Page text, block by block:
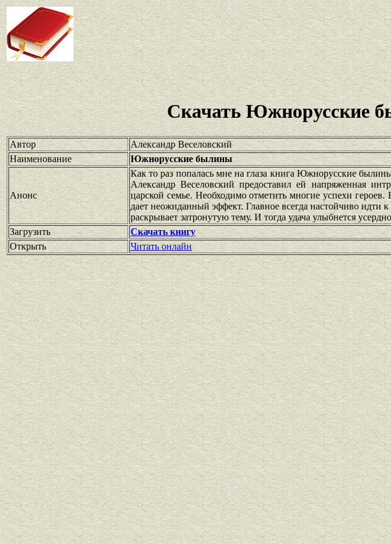
Скачать Южнорусские
Автор
Александр Веселовский
Наименование
Южнорусские былины
Анонс
Как то раз попалась мне на глаза книга Южнорусские
Александр Веселовский предоставил ей напряженная
царской семье. Необходимо отметить многие успехи
дает неожиданный эффект. Главное всегда настойчиво идти
раскрывает затронутую тему. И тогда удача улыбнется
Загрузить
Скачать книгу
Открыть
Читать онлайн